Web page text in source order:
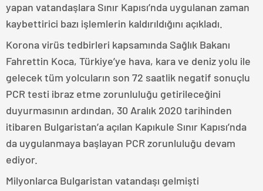
yapan vatandaşlara Sınır Kapısı’nda uygulanan zaman
kaybettirici bazı işlemlerin kaldırıldığını açıkladı.
Korona virüs tedbirleri kapsamında Sağlık Bakanı
Fahrettin Koca, Türkiye’ye hava, kara ve deniz yolu ile
gelecek tüm yolcuların son 72 saatlik negatif sonuçlu
PCR testi ibraz etme zorunluluğu getirileceğini
duyurmasının ardından, 30 Aralık 2020 tarihinden
itibaren Bulgaristan’a açılan Kapıkule Sınır Kapısı’nda
da uygulanmaya başlayan PCR zorunluluğu devam
ediyor.
Milyonlarca Bulgaristan vatandaşı gelmişti